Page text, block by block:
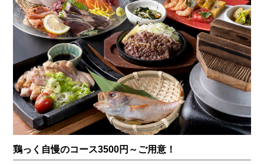
鶏っく自慢のコース3500円～ご用意！